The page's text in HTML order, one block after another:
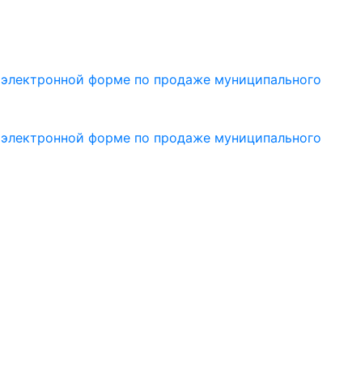
форме по продаже муниципального
форме по продаже муниципального